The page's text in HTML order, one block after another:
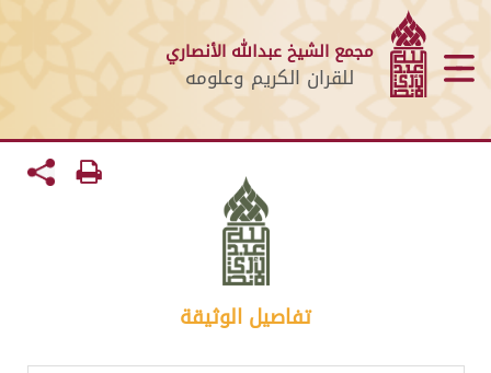
مجمع الشيخ عبدالله الأنصاري
للقران الكريم وعلومه
تفاصيل الوثيقة